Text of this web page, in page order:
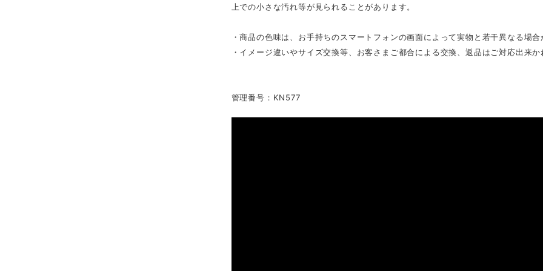
上での小さな汚れ等が見られることがあります。
・商品の色味は、お手持ちのスマートフォンの画面によって実物と若干異なる場合
・イメージ違いやサイズ交換等、お客さまご都合による交換、返品はご対応出来か
管理番号：KN577